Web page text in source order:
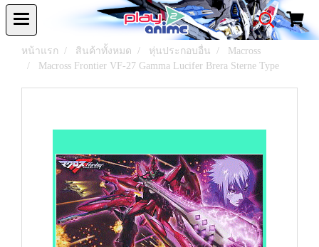
หน้าแรก สินค้าทั้งหมด หุ่นประกอบอื่น
Macross
Macross Frontier VF-27 Gamma Lucifer Brera Sterne Type